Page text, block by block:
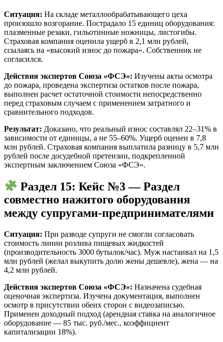
Ситуация: На складе металлообрабатывающего цеха
произошло возгорание. Пострадало 15 единиц оборудования:
плазменные резаки, гильотинные ножницы, листогибы.
Страховая компания оценила ущерб в 2,1 млн рублей,
ссылаясь на «высокий износ до пожара». Собственник не
согласился.
Действия экспертов Союза «ФСЭ»: Изучены акты осмотра
до пожара, проведена экспертиза остатков после пожара,
выполнен расчет остаточной стоимости непосредственно
перед страховым случаем с применением затратного и
сравнительного подходов.
Результат: Доказано, что реальный износ составлял 22–31% в
зависимости от единицы, а не 55–60%. Ущерб оценен в 7,8
млн рублей. Страховая компания выплатила разницу в 5,7 млн
рублей после досудебной претензии, подкрепленной
экспертным заключением Союза «ФСЭ».
Раздел 15: Кейс №3 — Раздел
совместно нажитого оборудования
между супругами-предпринимателями
Ситуация: При разводе супруги не смогли согласовать
стоимость линии розлива пищевых жидкостей
(производительность 3000 бутылок/час). Муж настаивал на 1,5
млн рублей (желал выкупить долю жены дешевле), жена — на
4,2 млн рублей.
Действия экспертов Союза «ФСЭ»: Назначена судебная
оценочная экспертиза. Изучена документация, выполнен
осмотр в присутствии обеих сторон с видеозаписью.
Применен доходный подход (арендная ставка на аналогичное
оборудование — 85 тыс. руб./мес., коэффициент
капитализации 18%).